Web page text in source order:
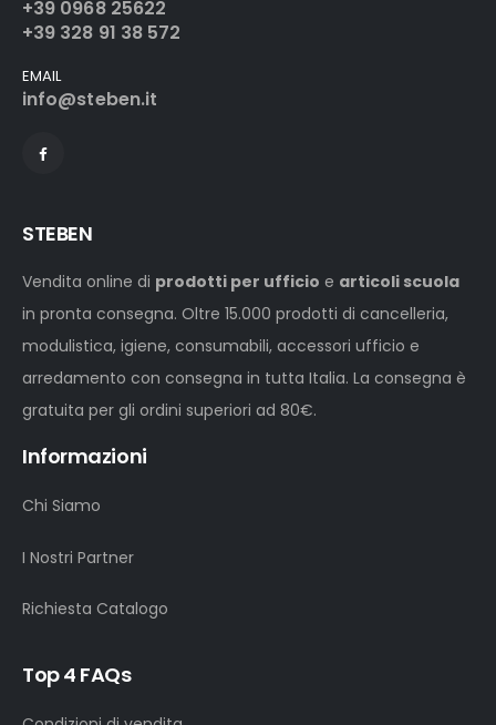
+39 0968 25622
+39 328 91 38 572
EMAIL
info@steben.it
STEBEN
Vendita online di prodotti per ufficio e articoli scuola
in pronta consegna. Oltre 15.000 prodotti di cancelleria,
modulistica, igiene, consumabili, accessori ufficio e
arredamento con consegna in tutta Italia. La consegna è
gratuita per gli ordini superiori ad 80€.
Informazioni
Chi Siamo
I Nostri Partner
Richiesta Catalogo
Top 4 FAQs